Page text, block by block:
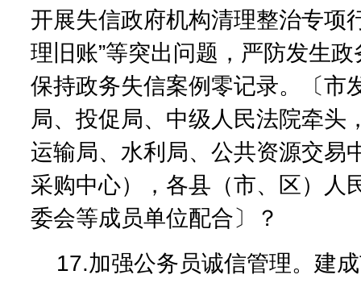
开展失信政府机构清理整治专项
理旧账”等突出问题，严防发生
保持政务失信案例零记录。〔市
局、投促局、中级人民法院牵头
运输局、水利局、公共资源交易
采购中心），各县（市、区）人
委会等成员单位配合〕？
17.加强公务员诚信管理。建